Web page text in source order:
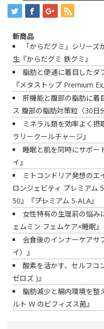
新商品
「からだグミ」シリー
生『からだグミ 鉄グミ』
脂肪と便通に着目したダ
『メタストップ Premium Ex
肝機能と腹部の脂肪に着
ス 腹部の脂肪対策粒〈30日
ミネラル類を効率よく摂
ラリークールチャージ』
睡眠と肌を同時にサポー
イ』
ミトコンドリア発想のエ
ロンジェビティ プレミアム
50』『――プレミアム 5-ALA』
女性特有の生理前の悩み
ェムミン フェムケア×睡眠』
会食後のインナーケアサ
イ）』
酸素を活かす、セルフコ
ゼロズ )』
脂肪減少と腸内環境を整
ルト W のビフィズス菌』